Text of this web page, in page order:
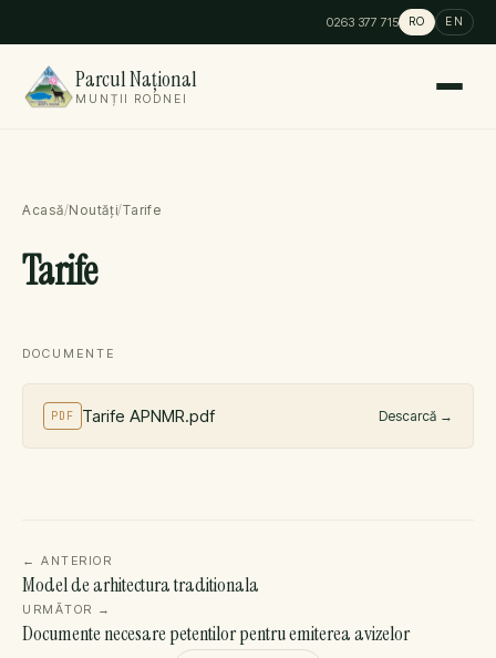
0263 377 715 RO EN
Parcul Național
MUNȚII RODNEI
Acasă/Noutăți/Tarife
Tarife
DOCUMENTE
PDF Tarife APNMR.pdf Descarcă →
←ANTERIOR
Model de arhitectura traditionala
URMĂTOR →
Documente necesare petentilor pentru emiterea avizelor